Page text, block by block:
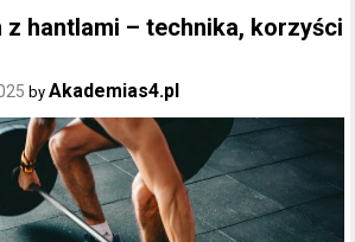
z hantlami – technika, korzyści
byAkademias4.pl